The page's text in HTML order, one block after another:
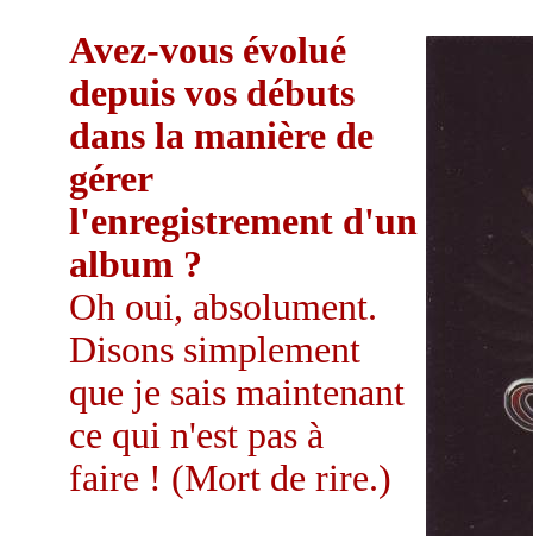
Avez-vous évolué
depuis vos débuts
dans la manière de
gérer
l'enregistrement d'un
album ?
Oh oui, absolument.
Disons simplement
que je sais maintenant
ce qui n'est pas à
faire ! (Mort de rire.)